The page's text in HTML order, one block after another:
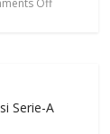
Serie-A